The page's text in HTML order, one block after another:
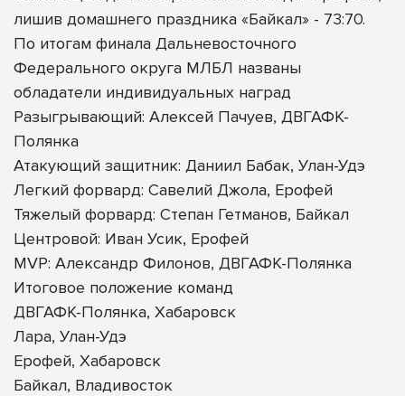
лишив домашнего праздника «Байкал» - 73:70.
По итогам финала Дальневосточного
Федерального округа МЛБЛ названы
обладатели индивидуальных наград
Разыгрывающий: Алексей Пачуев, ДВГАФК-
Полянка
Атакующий защитник: Даниил Бабак, Улан-Удэ
Легкий форвард: Савелий Джола, Ерофей
Тяжелый форвард: Степан Гетманов, Байкал
Центровой: Иван Усик, Ерофей
MVP: Александр Филонов, ДВГАФК-Полянка
Итоговое положение команд
ДВГАФК-Полянка, Хабаровск
Лара, Улан-Удэ
Ерофей, Хабаровск
Байкал, Владивосток